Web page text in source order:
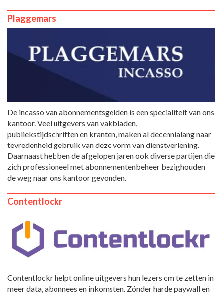
Plaggemars
De incasso van abonnementsgelden is een specialiteit van ons
kantoor. Veel uitgevers van vakbladen,
publiekstijdschriften en kranten, maken al decennialang naar
tevredenheid gebruik van deze vorm van dienstverlening.
Daarnaast hebben de afgelopen jaren ook diverse partijen die
zich professioneel met abonnementenbeheer bezighouden
de weg naar ons kantoor gevonden.
Contentlockr
Contentlockr helpt online uitgevers hun lezers om te zetten in
meer data, abonnees en inkomsten. Zónder harde paywall en